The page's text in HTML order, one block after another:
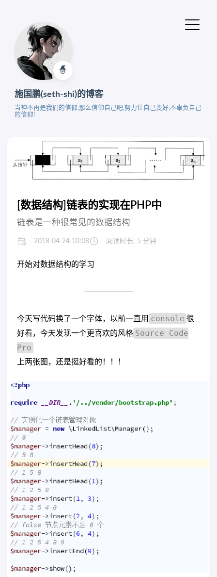
🧙‍
施国鹏(seth-shi)的博客
当神不再是我们的信仰,那么信仰自己吧,努力让自己变好,不辜负自己
的信仰!
[数据结构]链表的实现在PHP中
链表是一种很常见的数据结构
2018-04-24 10:08 阅读时长: 5 分钟
开始对数据结构的学习
今天写代码换了一个字体，以前一直用 console 很
好看，今天发现一个更喜欢的风格 Source Code
Pro
上两张图，还是挺好看的！！！